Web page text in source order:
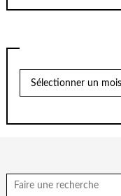
Chercher
pour: